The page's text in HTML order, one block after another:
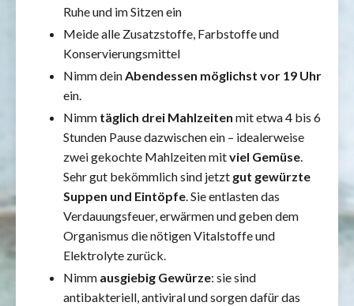
Ruhe und im Sitzen ein
Meide alle Zusatzstoffe, Farbstoffe und
Konservierungsmittel
Nimm deinAbendessen möglichst vor 19 Uhr
ein.
Nimm täglich drei Mahlzeiten mit etwa 4 bis 6
Stunden Pause dazwischen ein – idealerweise
zwei gekochte Mahlzeiten mitviel Gemüse.
Sehr gut bekömmlich sind jetzt gut gewürzte
Suppen und Eintöpfe. Sie entlasten das
Verdauungsfeuer, erwärmen und geben dem
Organismus die nötigen Vitalstoffe und
Elektrolyte zurück.
Nimm ausgiebig Gewürze: sie sind
antibakteriell, antiviral und sorgen dafür das